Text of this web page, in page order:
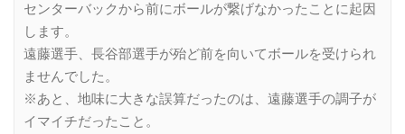
センターバックから前にボールが繋げなかったことに起因
します。
遠藤選手、長谷部選手が殆ど前を向いてボールを受けられ
ませんでした。
※あと、地味に大きな誤算だったのは、遠藤選手の調子が
イマイチだったこと。